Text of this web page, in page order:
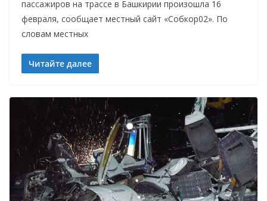
пассажиров на трассе в Башкирии произошла 16
февраля, сообщает местный сайт «Собкор02». По
словам местных
Читайте далее